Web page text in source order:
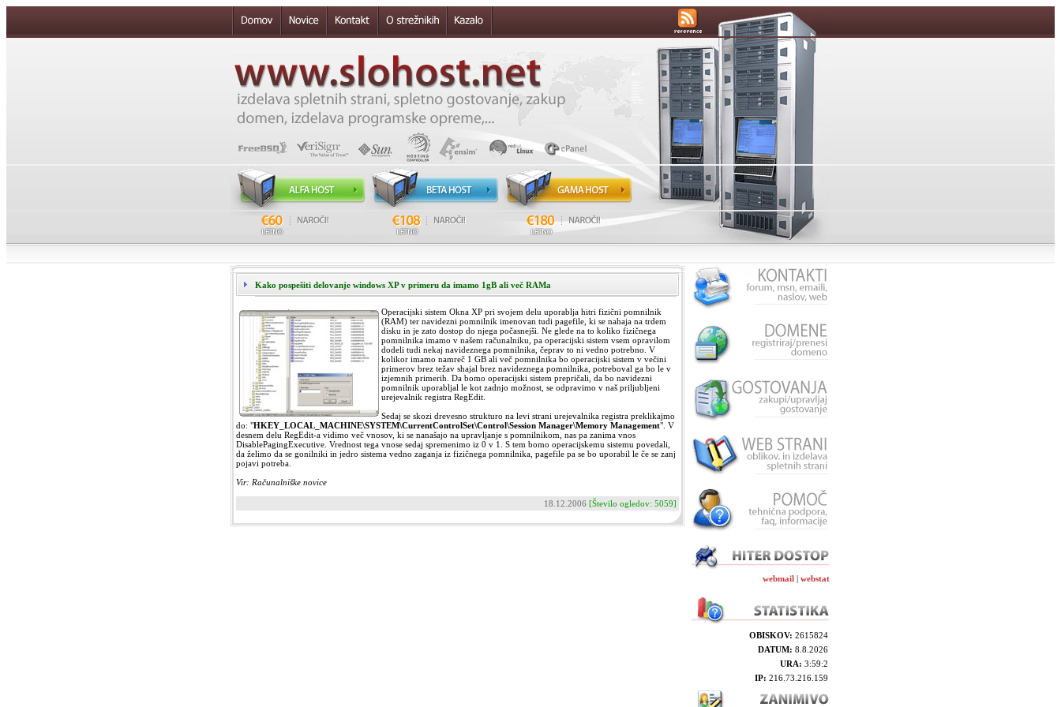
Kako pospešiti delovanje windows XP v primeru da imamo 1gB ali več RAMa
Operacijski sistem Okna XP pri svojem delu uporablja hitri fizični pomnilnik
(RAM) ter navidezni pomnilnik imenovan tudi pagefile, ki se nahaja na trdem
disku in je zato dostop do njega počasnejši. Ne glede na to koliko fizičnega
pomnilnika imamo v našem računalniku, pa operacijski sistem vsem opravilom
dodeli tudi nekaj navideznega pomnilnika, čeprav to ni vedno potrebno. V
kolikor imamo namreč 1 GB ali več pomnilnika bo operacijski sistem v večini
primerov brez težav shajal brez navideznega pomnilnika, potreboval ga bo le v
izjemnih primerih. Da bomo operacijski sistem prepričali, da bo navidezni
pomnilnik uporabljal le kot zadnjo možnost, se odpravimo v naš priljubljeni
urejevalnik registra RegEdit.
Sedaj se skozi drevesno strukturo na levi strani urejevalnika registra preklikajmo
do: "HKEY_LOCAL_MACHINE\SYSTEM\CurrentControlSet\Control\Session Manager\Memory Management". V
desnem delu RegEdit-a vidimo več vnosov, ki se nanašajo na upravljanje s pomnilnikom, nas pa zanima vnos
DisablePagingExecutive. Vrednost tega vnose sedaj spremenimo iz 0 v 1. S tem bomo operacijskemu sistemu povedali,
da želimo da se gonilniki in jedro sistema vedno zaganja iz fizičnega pomnilnika, pagefile pa se bo uporabil le če se zanj
pojavi potreba.
Vir: Računalniške novice
18.12.2006 [Število ogledov: 5059]
webmail | webstat
OBISKOV: 2615824
DATUM: 8.8.2026
URA: 3:59:2
IP: 216.73.216.159